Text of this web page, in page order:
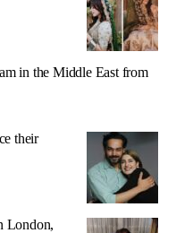
in the Middle East from
their
London,